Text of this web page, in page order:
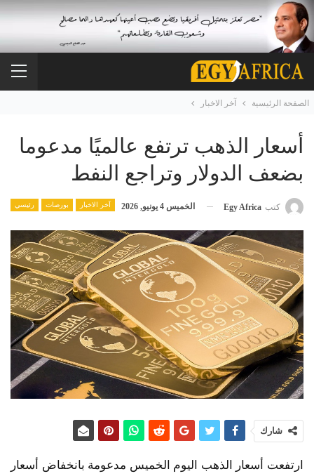
الصفحة الرئيسية آخر الاخبار
أسعار الذهب ترتفع عالميًا مدعوما
بضعف الدولار وتراجع النفط
آخر الاخبار بورصات رئيسي كتب Egy Africa الخميس 4 يونيو, 2026
شارك
ارتفعت أسعار الذهب اليوم الخميس مدعومة بانخفاض أسعار